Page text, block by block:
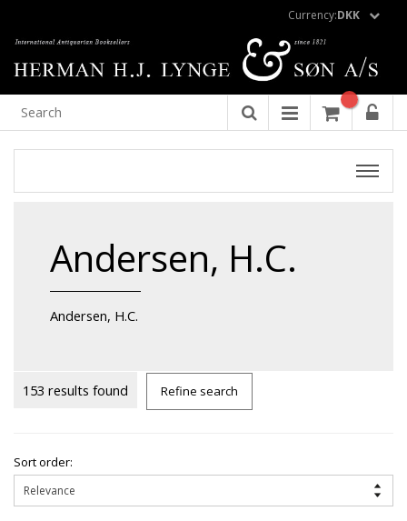
Currency:DKK
Andersen, H.C.
Andersen, H.C.
153 results found Refine search
Sort order: